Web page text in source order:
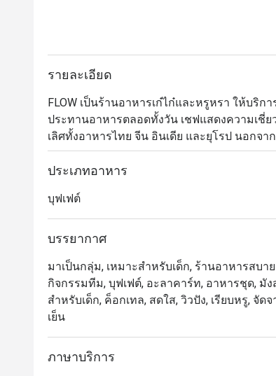
รายละเอียด
FLOW เป็นร้านอาหารเก๋ไก๋และหรูหรา ให้บริ
ประทานอาหารตลอดทั้งวัน เชฟแสดงความเชี่
เลิศทั้งอาหารไทย จีน อินเดีย และยุโรป นอกจา
ที่หรูหรา พร้อมการแสดงดนตรีสด สเตชั่นเนื้อ
นอกจากนี้ เพื่อให้ค่ำคืนของคุณประทับใจไม่รู้ลื
Flow @ Millennium Hilton Bangkok คือห้องอ
ริมแม่น้ำเจ้าพระยาโปร่งสบาย เหมาะสำหรับค
・จุดเด่นของร้านคือบุฟเฟ่ต์คุณภาพ ทั้ง ซีฟู้ดส
Massaman Beef Cheeks รวมถึงโซนพิซซ่าแ
ใส่จากทีมงาน
ประเภทอาหาร
บุฟเฟต์
บรรยากาศ
มาเป็นกลุ่ม, เหมาะสำหรับเด็ก, ร้านอาหารสบ
กิจกรรมทีม, บุฟเฟต์, อะลาคาร์ท, อาหารชุด, มั
สำหรับเด็ก, ค็อกเทล, สดใส, วิวปัง, เรียบหรู, จั
เย็น
ภาษาบริการ